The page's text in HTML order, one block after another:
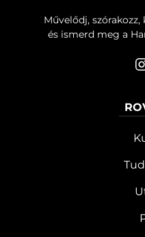
Művelődj,
és ismerd meg a